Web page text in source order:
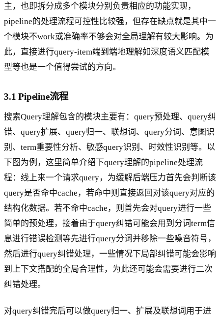
主，也即拆分成多个模块分别负责相应的功能实现，
pipeline的处理流程可控性比较强，但存在缺点就是其中一
个模块不work或准确率不够会对全局理解有较大影响。为
此，直接进行query-item端到端地理解如深度语义匹配模
型等也是一个值得尝试的方向。
3.1 Pipeline流程
搜索Query理解包含的模块主要有：query预处理、query纠
错、query扩展、query归一、联想词、query分词、意图识
别、term重要性分析、敏感query识别、时效性识别等。以
下图为例，这里简单介绍下query理解的pipeline处理流
程：线上来一个请求query，为缓解后端压力首先会判断该
query是否命中cache，若命中则直接返回对该query对应的
结构化数据。若不命中cache，则首先会对query进行一些
简单的预处理，接着由于query纠错可能会用到分词term信
息进行错误检测等先进行query分词并移除一些噪音符号，
然后进行query纠错处理，一些情况下局部纠错可能会影响
到上下文搭配的全局合理性，为此还可能会需要进行二次
纠错处理。
对query纠错完后可以做query归一、扩展及联想词用于进